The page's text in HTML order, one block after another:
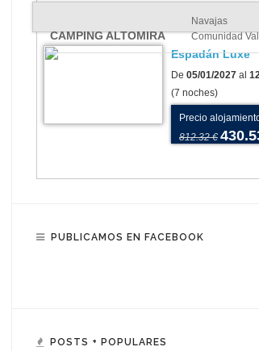
Suelos para tu tienda o
caravana: cómo elegir el más
Camping
conoce
CAMPING ALTOMIRA
Navajas
Comunidad
Espadán Luxe
De 05/01/2027 al
(7 noches)
Precio
812.32 €
PUBLICAMOS EN FACEBOOK
POSTS + POPULARES